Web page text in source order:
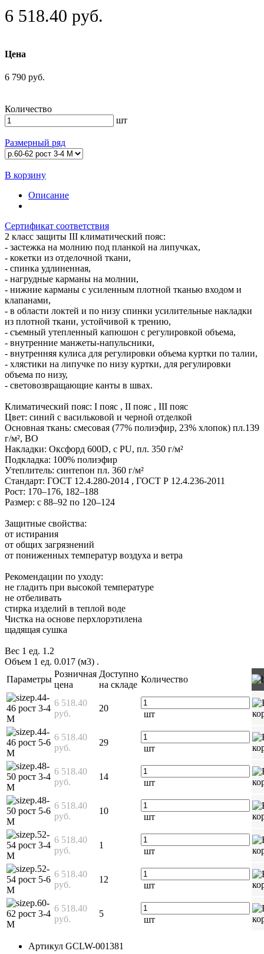
6 518.40 руб.
Цена
6 790 руб.
Количество
шт
Размерный ряд
В корзину
Описание
Сертификат соответствия
2 класс защиты III климатический пояс:
- застежка на молнию под планкой на липучках,
- кокетки из отделочной ткани,
- спинка удлиненная,
- нагрудные карманы на молнии,
- нижние карманы с усиленным плотной тканью входом и
клапанами,
- в области локтей и по низу спинки усилительные накладки
из плотной ткани, устойчивой к трению,
- съемный утепленный капюшон с регулировкой объема,
- внутренние манжеты-напульсники,
- внутренняя кулиса для регулировки объема куртки по талии,
- хлястики на липучке по низу куртки, для регулировки
объема по низу,
- световозвращающие канты в швах.
Климатический пояс: I пояс , II пояс , III пояс
Цвет: синий с васильковой и черной отделкой
Основная ткань: смесовая (77% полиэфир, 23% хлопок) пл.139
г/м², ВО
Накладки: Оксфорд 600D, с PU, пл. 350 г/м²
Подкладка: 100% полиэфир
Утеплитель: синтепон пл. 360 г/м²
Стандарт: ГОСТ 12.4.280-2014 , ГОСТ Р 12.4.236-2011
Рост: 170–176, 182–188
Размер: с 88–92 по 120–124
Защитные свойства:
от истирания
от общих загрязнений
от пониженных температур воздуха и ветра
Рекомендации по уходу:
не гладить при высокой температуре
не отбеливать
стирка изделий в теплой воде
Чистка на основе перхлорэтилена
щадящая сушка
Вес 1 ед. 1.2
Объем 1 ед. 0.017 (м3) .
Параметры
Розничная
цена
Доступно
на складе
Количество
р.44-
46 рост 3-4
М
6 518.40
руб.
20
шт
р.44-
46 рост 5-6
М
6 518.40
руб.
29
шт
р.48-
50 рост 3-4
М
6 518.40
руб.
14
шт
р.48-
50 рост 5-6
М
6 518.40
руб.
10
шт
р.52-
54 рост 3-4
М
6 518.40
руб.
1
шт
р.52-
54 рост 5-6
М
6 518.40
руб.
12
шт
р.60-
62 рост 3-4
М
6 518.40
руб.
5
шт
Артикул GCLW-001381